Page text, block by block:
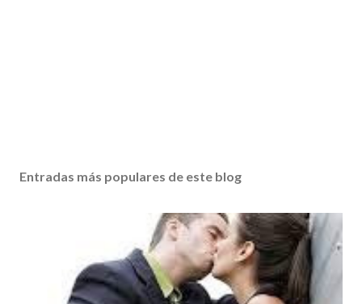
Entradas más populares de este blog